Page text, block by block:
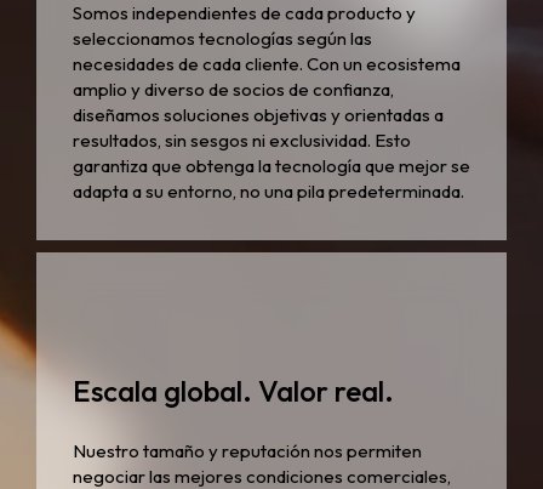
Somos independientes de cada producto y
seleccionamos tecnologías según las
necesidades de cada cliente. Con un ecosistema
amplio y diverso de socios de confianza,
diseñamos soluciones objetivas y orientadas a
resultados, sin sesgos ni exclusividad. Esto
garantiza que obtenga la tecnología que mejor se
adapta a su entorno, no una pila predeterminada.
Escala global. Valor real.
Nuestro tamaño y reputación nos permiten
negociar las mejores condiciones comerciales,